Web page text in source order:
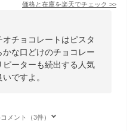
価格と在庫を楽天でチェック >>
チョコレートはピスタ
な口どけのチョコレー
ピーターも続出する人気
ですよ。
メント（3件）